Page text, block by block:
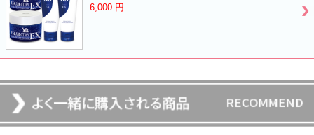
6,000 円